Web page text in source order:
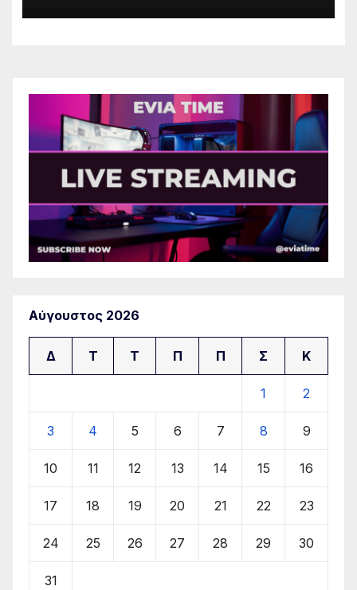
Αύγουστος 2026
Δ Τ Τ Π Π Σ Κ
1 2
3 4 5 6 7 8 9
10 11 12 13 14 15 16
17 18 19 20 21 22 23
24 25 26 27 28 29 30
31